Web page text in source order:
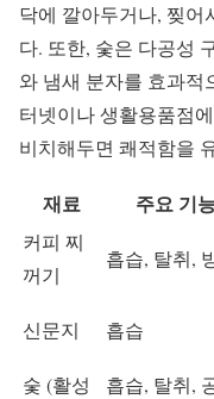
닥에 깔아두거나, 찢어
다. 또한, 숯은 다공성
와 냄새 분자를 효과적
터넷이나 생활용품점
비치해두면 쾌적함을
재료 주요 기
커피 찌
꺼기
흡습, 탈취,
신문지 흡습
숯 (활성
흡습, 탈취,